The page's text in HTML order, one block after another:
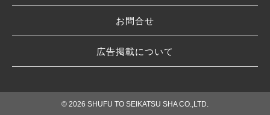
お問合せ
広告掲載について
© 2026 SHUFU TO SEIKATSU SHA CO.,LTD.